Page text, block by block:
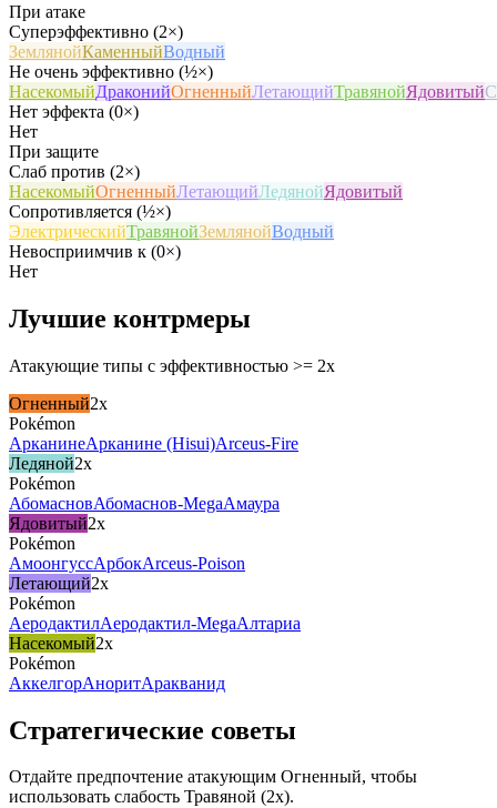
При атаке
Суперэффективно (2×)
ЗемлянойКаменныйВодный
Не очень эффективно (½×)
НасекомыйДраконийОгненныйЛетающийТравянойЯдовитый
Нет эффекта (0×)
Нет
При защите
Слаб против (2×)
НасекомыйОгненныйЛетающийЛедянойЯдовитый
Сопротивляется (½×)
ЭлектрическийТравянойЗемлянойВодный
Невосприимчив к (0×)
Нет
Лучшие контрмеры
Атакующие типы с эффективностью >= 2x
Огненный2x
Pokémon
АрканинеАрканине (Hisui)Arceus-Fire
Ледяной2x
Pokémon
АбомасновАбомаснов-MegaАмаура
Ядовитый2x
Pokémon
АмоонгуссАрбокArceus-Poison
Летающий2x
Pokémon
АеродактилАеродактил-MegaАлтариа
Насекомый2x
Pokémon
АккелгорАноритАракванид
Стратегические советы
Отдайте предпочтение атакующим Огненный, чтобы
использовать слабость Травяной (2x).